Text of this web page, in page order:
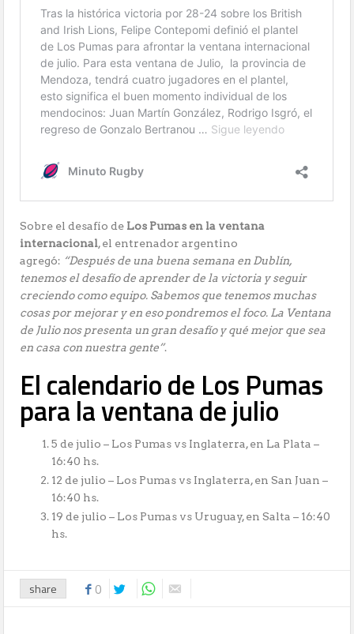
Sobre el desafío de Los Pumas en la ventana
internacional, el entrenador argentino
agregó: “Después de una buena semana en Dublín,
tenemos el desafío de aprender de la victoria y seguir
creciendo como equipo. Sabemos que tenemos muchas
cosas por mejorar y en eso pondremos el foco. La Ventana
de Julio nos presenta un gran desafío y qué mejor que sea
en casa con nuestra gente”.
El calendario de Los Pumas
para la ventana de julio
5 de julio – Los Pumas vs Inglaterra, en La Plata –
16:40 hs.
12 de julio – Los Pumas vs Inglaterra, en San Juan –
16:40 hs.
19 de julio – Los Pumas vs Uruguay, en Salta – 16:40
hs.
share 0